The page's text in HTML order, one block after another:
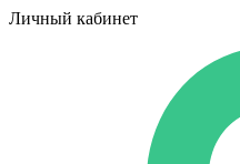
Личный кабинет